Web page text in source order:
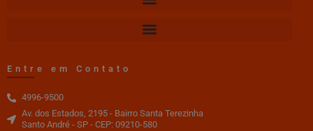
Entre em Contato
4996-9500
Av. dos Estados, 2195 - Bairro Santa Terezinha
Santo André - SP - CEP: 09210-580